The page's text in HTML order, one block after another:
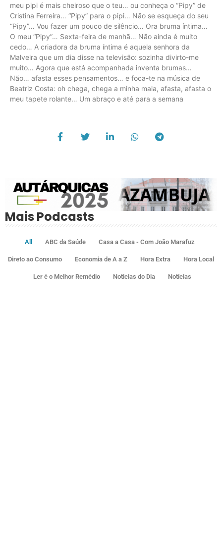
meu pipi é mais cheiroso que o teu… ou conheça o “Pipy” de
Cristina Ferreira… “Pipy” para o pipi… Não se esqueça do seu
“Pipy”… Vou fazer um pouco de silêncio… Ora bruma íntima…
O meu “Pipy”… Sexta-feira de manhã… Não ainda é muito
cedo… A criadora da bruma íntima é aquela senhora da
Malveira que um dia disse na televisão: sozinha divirto-me
muito… Agora que está acompanhada inventa brumas…
Não… afasta esses pensamentos… e foca-te na música de
Beatriz Costa: oh chega, chega a minha mala, afasta, afasta o
meu tapete rolante… Um abraço e até para a semana
Mais Podcasts
All ABC da Saúde Casa a Casa - Com João Marafuz
Direto ao Consumo Economia de A a Z Hora Extra Hora Local
Ler é o Melhor Remédio Noticias do Dia Notícias